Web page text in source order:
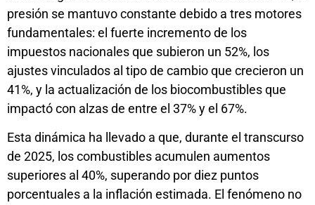
presión se mantuvo constante debido a tres motores
fundamentales: el fuerte incremento de los
impuestos nacionales que subieron un 52%, los
ajustes vinculados al tipo de cambio que crecieron un
41%, y la actualización de los biocombustibles que
impactó con alzas de entre el 37% y el 67%.
Esta dinámica ha llevado a que, durante el transcurso
de 2025, los combustibles acumulen aumentos
superiores al 40%, superando por diez puntos
porcentuales a la inflación estimada. El fenómeno no